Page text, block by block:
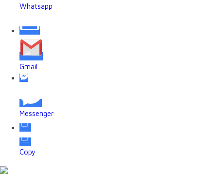
Whatsapp
Gmail
Messenger
Copy